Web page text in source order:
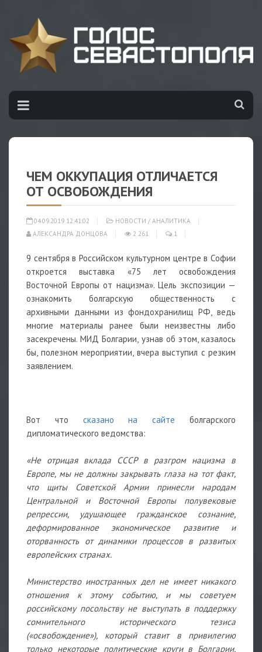
ЧЕМ ОККУПАЦИЯ ОТЛИЧАЕТСЯ
ОТ ОСВОБОЖДЕНИЯ
04.09.2019 12:41:02 НОВОСТИ / АНАЛИТИКА
АЛЕКСАНДРА ДОНЦОВА
2 261 1
9 сентября в Российском культурном центре в Софии
откроется выставка «75 лет освобождения
Восточной Европы от нацизма». Цель экспозиции —
ознакомить болгарскую общественность с
архивными данными из фондохранилищ РФ, ведь
многие материалы ранее были неизвестны либо
засекречены. МИД Болгарии, узнав об этом, казалось
бы, полезном мероприятии, вчера выступил с резким
заявлением.
Вот что сказано на сайте болгарского
дипломатического ведомства:
«Не отрицая вклада СССР в разгром нацизма в
Европе, мы не должны закрывать глаза на тот факт,
что щиты Советской Армии принесли народам
Центральной и Восточной Европы полувековые
репрессии, удушающее гражданское сознание,
деформированное экономическое развитие и
оторванность от динамики процессов в развитых
европейских странах.
Министерство иностранных дел не имеет никакого
отношения к этому событию, и мы советуем
российскому посольству не выступать в поддержку
сомнительного исторического тезиса
(«освобождение»), который ставит в привилегию
только некоторые политические круги в Болгарии,